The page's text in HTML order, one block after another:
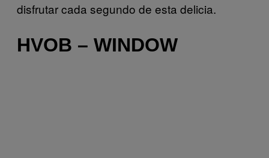
disfrutar cada segundo de esta delicia.
HVOB – WINDOW